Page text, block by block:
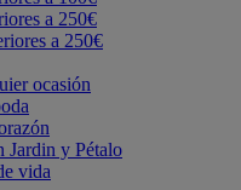
a 250€
a 250€
ocasión
Jardin y Pétalo
vida